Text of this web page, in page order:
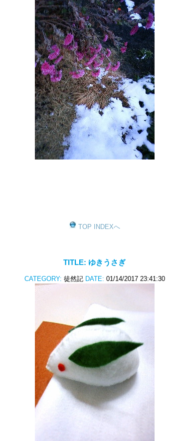
TOP INDEXへ
TITLE: ゆきうさぎ
CATEGORY: 徒然記 DATE: 01/14/2017 23:41:30